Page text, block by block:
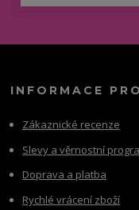
INFORMACE
Zákaznické recenze
Slevy a věrnostní
Doprava a platba
Rychlé vrácení zboží